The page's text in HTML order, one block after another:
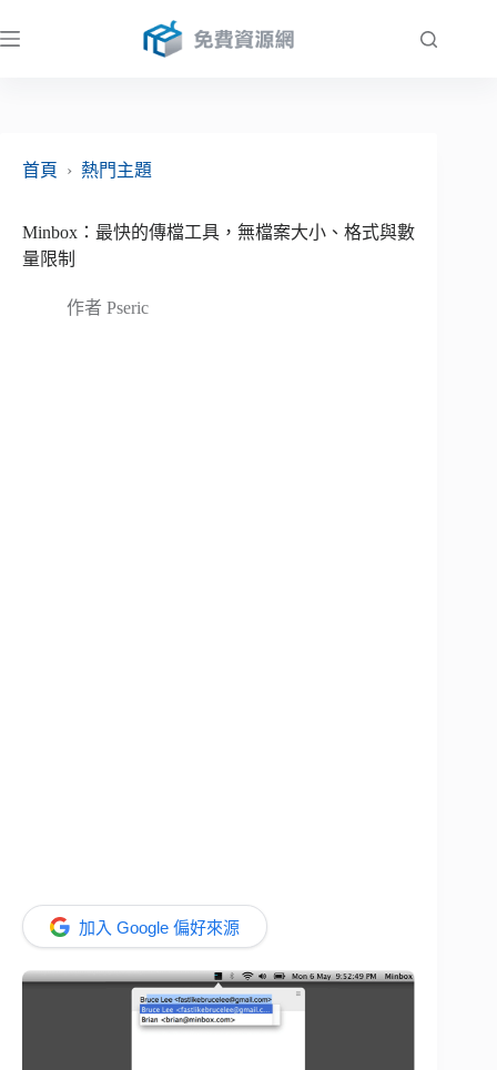
至
首頁
› 熱門主題
Minbox：最快的傳檔工具，無檔案大小、格式與數
量限制
作者 Pseric
加入 Google 偏好來源